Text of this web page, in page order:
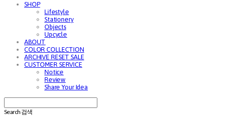
SHOP
Lifestyle
Stationery
Objects
Upcycle
ABOUT
COLOR COLLECTION
ARCHIVE RESET SALE
CUSTOMER SERVICE
Notice
Review
Share Your Idea
Search 검색